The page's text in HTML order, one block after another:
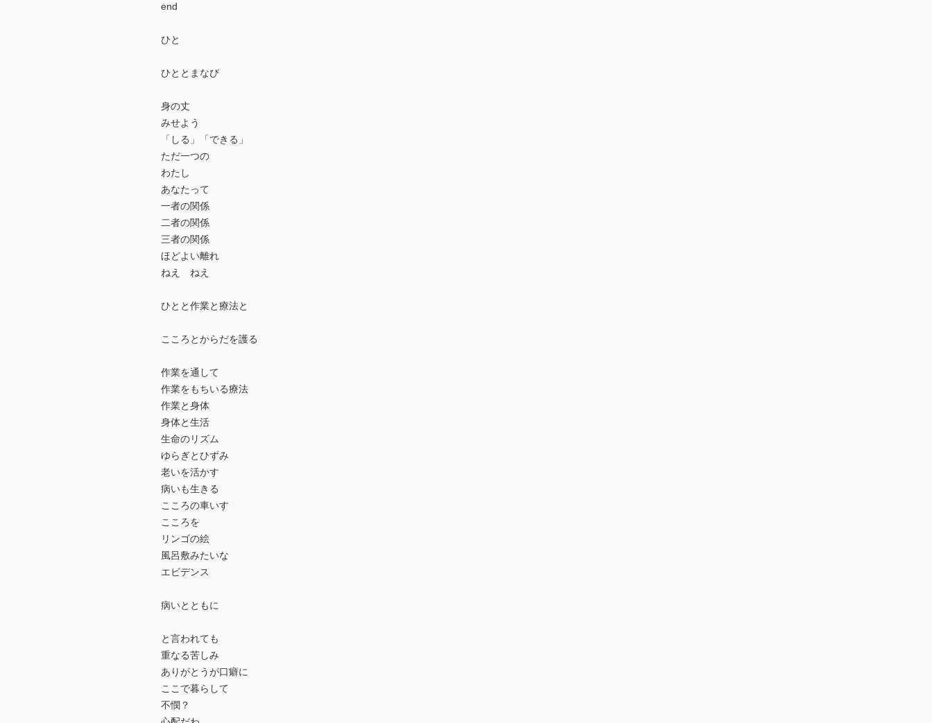
end
ひと
ひととまなび
身の丈
みせよう
「しる」「できる」
ただ一つの
わたし
あなたって
一者の関係
二者の関係
三者の関係
ほどよい離れ
ねえ ねえ
ひとと作業と療法と
こころとからだを護る
作業を通して
作業をもちいる療法
作業と身体
身体と生活
生命のリズム
ゆらぎとひずみ
老いを活かす
病いも生きる
こころの車いす
こころを
リンゴの絵
風呂敷みたいな
エビデンス
病いとともに
と言われても
重なる苦しみ
ありがとうが口癖に
ここで暮らして
不憫？